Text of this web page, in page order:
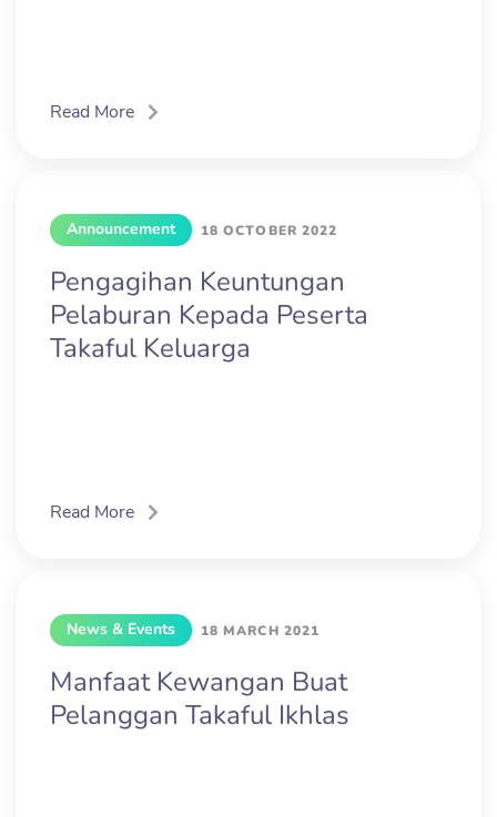
Read More
Announcement 18 OCTOBER 2022
Pengagihan Keuntungan
Pelaburan Kepada Peserta
Takaful Keluarga
Read More
News & Events 18 MARCH 2021
Manfaat Kewangan Buat
Pelanggan Takaful Ikhlas